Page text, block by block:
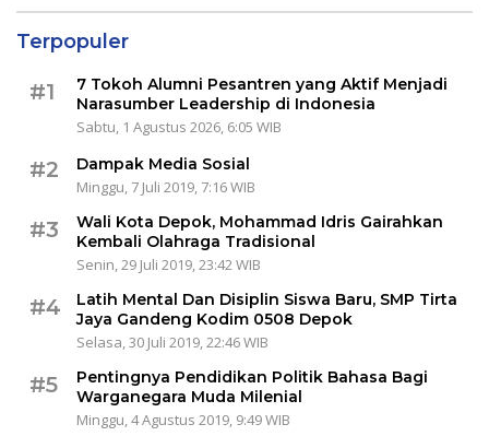
Terpopuler
#1
7 Tokoh Alumni Pesantren yang Aktif Menjadi
Narasumber Leadership di Indonesia
Sabtu, 1 Agustus 2026, 6:05 WIB
#2
Dampak Media Sosial
Minggu, 7 Juli 2019, 7:16 WIB
#3
Wali Kota Depok, Mohammad Idris Gairahkan
Kembali Olahraga Tradisional
Senin, 29 Juli 2019, 23:42 WIB
#4
Latih Mental Dan Disiplin Siswa Baru, SMP Tirta
Jaya Gandeng Kodim 0508 Depok
Selasa, 30 Juli 2019, 22:46 WIB
#5
Pentingnya Pendidikan Politik Bahasa Bagi
Warganegara Muda Milenial
Minggu, 4 Agustus 2019, 9:49 WIB